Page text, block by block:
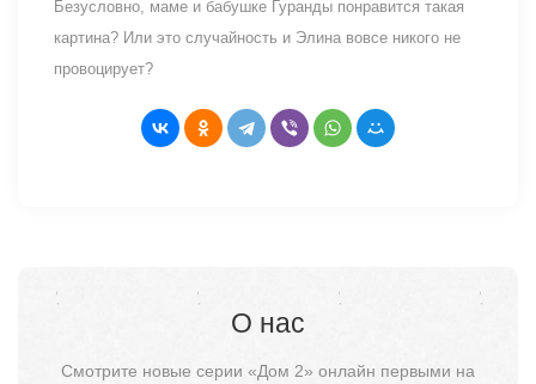
Безусловно, маме и бабушке Гуранды понравится такая
картина? Или это случайность и Элина вовсе никого не
провоцирует?
О нас
Смотрите новые серии «Дом 2» онлайн первыми на